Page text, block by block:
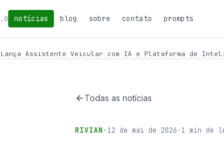
notícias blog sobre contato prompts
Assistente Veicular com IA e Plataforma de
Todas as notícias
RIVIAN · 12 de mai de 2026 · 1 min de